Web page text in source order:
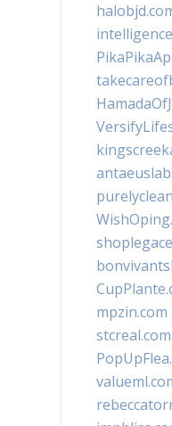
mpzin.com
stcreal.com